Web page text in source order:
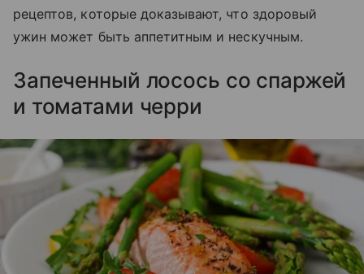
рецептов, которые доказывают, что здоровый
ужин может быть аппетитным и нескучным.
Запеченный лосось со спаржей
и томатами черри